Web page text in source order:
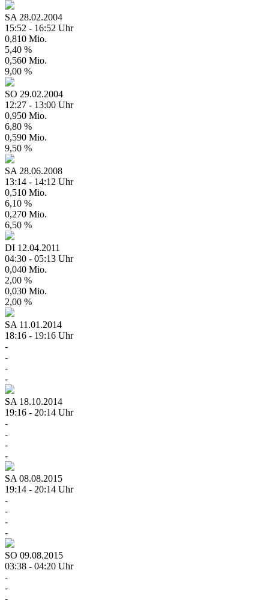
SA 28.02.2004
15:52 - 16:52 Uhr
0,810 Mio.
5,40 %
0,560 Mio.
9,00 %
SO 29.02.2004
12:27 - 13:00 Uhr
0,950 Mio.
6,80 %
0,590 Mio.
9,50 %
SA 28.06.2008
13:14 - 14:12 Uhr
0,510 Mio.
6,10 %
0,270 Mio.
6,50 %
DI 12.04.2011
04:30 - 05:13 Uhr
0,040 Mio.
2,00 %
0,030 Mio.
2,00 %
SA 11.01.2014
18:16 - 19:16 Uhr
-
-
-
-
SA 18.10.2014
19:16 - 20:14 Uhr
-
-
-
-
SA 08.08.2015
19:14 - 20:14 Uhr
-
-
-
-
SO 09.08.2015
03:38 - 04:20 Uhr
-
-